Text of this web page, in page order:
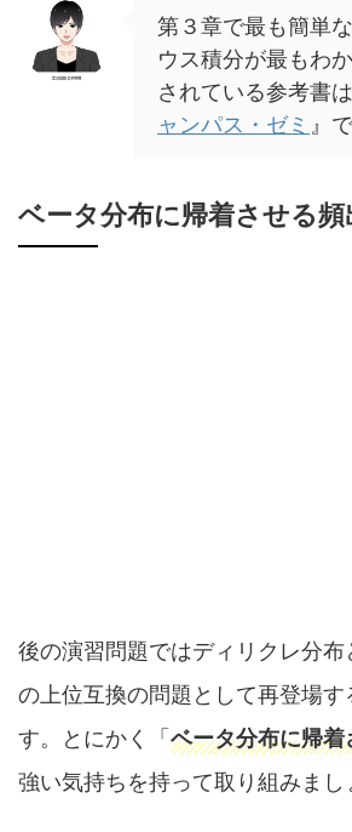
第３章で最も簡単
ウス積分が最もわ
されている参考書
ャンパス・ゼミ 』
ベータ分布に帰着させる頻
後の演習問題ではディリクレ分
の上位互換の問題として再登場
す。とにかく「 ベータ分布に帰着
強い気持ちを持って取り組みまし